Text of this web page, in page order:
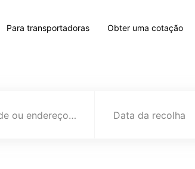
Para transportadoras Obter uma cotação
Destino (cidade ou endereço) Data da recolha